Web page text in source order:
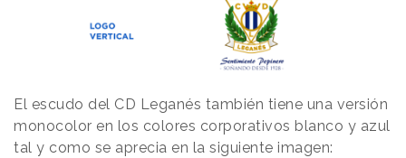
El escudo del CD Leganés también tiene una versión
monocolor en los colores corporativos blanco y azul
tal y como se aprecia en la siguiente imagen: